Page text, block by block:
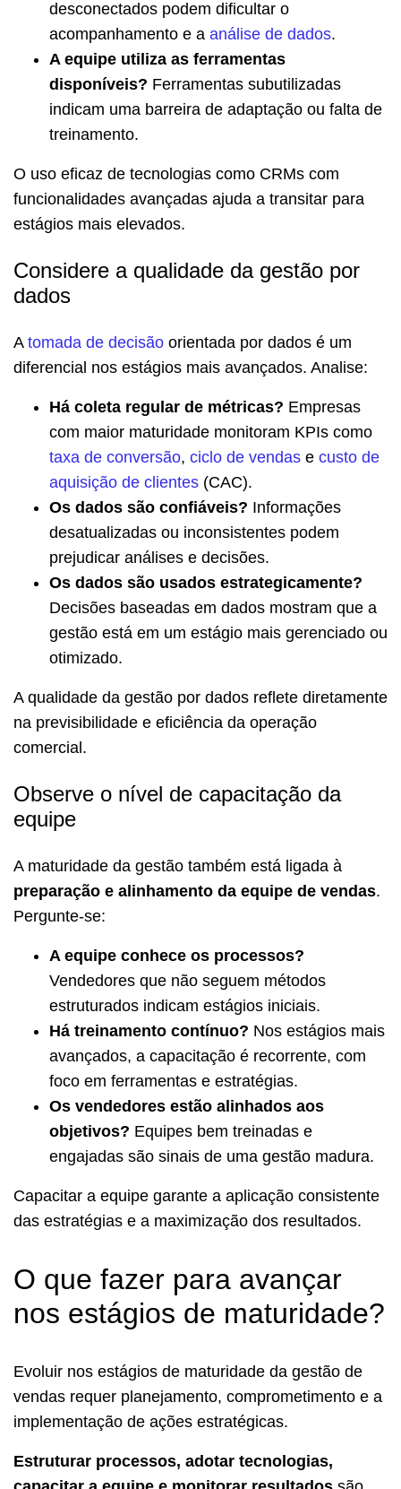
desconectados podem dificultar o
acompanhamento e a análise de dados.
A equipe utiliza as ferramentas
disponíveis? Ferramentas subutilizadas
indicam uma barreira de adaptação ou falta de
treinamento.
O uso eficaz de tecnologias como CRMs com
funcionalidades avançadas ajuda a transitar para
estágios mais elevados.
Considere a qualidade da gestão por
dados
A tomada de decisão orientada por dados é um
diferencial nos estágios mais avançados. Analise:
Há coleta regular de métricas? Empresas
com maior maturidade monitoram KPIs como
taxa de conversão, ciclo de vendas e custo de
aquisição de clientes (CAC).
Os dados são confiáveis? Informações
desatualizadas ou inconsistentes podem
prejudicar análises e decisões.
Os dados são usados estrategicamente?
Decisões baseadas em dados mostram que a
gestão está em um estágio mais gerenciado ou
otimizado.
A qualidade da gestão por dados reflete diretamente
na previsibilidade e eficiência da operação
comercial.
Observe o nível de capacitação da
equipe
A maturidade da gestão também está ligada à
preparação e alinhamento da equipe de vendas.
Pergunte-se:
A equipe conhece os processos?
Vendedores que não seguem métodos
estruturados indicam estágios iniciais.
Há treinamento contínuo? Nos estágios mais
avançados, a capacitação é recorrente, com
foco em ferramentas e estratégias.
Os vendedores estão alinhados aos
objetivos? Equipes bem treinadas e
engajadas são sinais de uma gestão madura.
Capacitar a equipe garante a aplicação consistente
das estratégias e a maximização dos resultados.
O que fazer para avançar
nos estágios de maturidade?
Evoluir nos estágios de maturidade da gestão de
vendas requer planejamento, comprometimento e a
implementação de ações estratégicas.
Estruturar processos, adotar tecnologias,